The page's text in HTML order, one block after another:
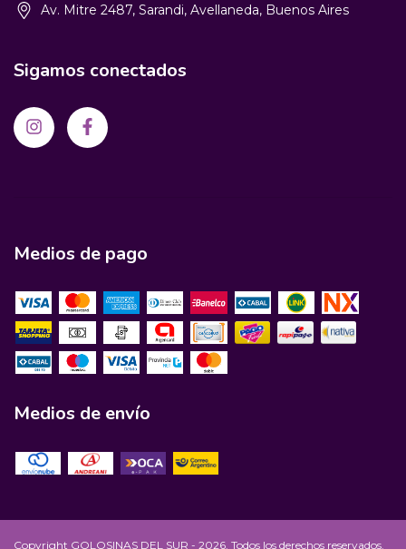
Av. Mitre 2487, Sarandi, Avellaneda, Buenos Aires
Sigamos conectados
Medios de pago
Medios de envío
Copyright GOLOSINAS DEL SUR - 2026. Todos los derechos reservados.